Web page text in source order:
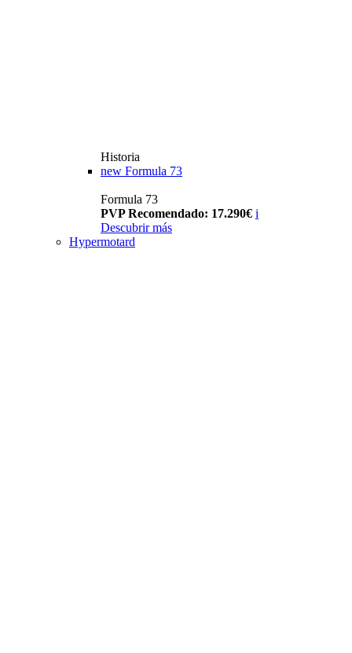
Historia
new Formula 73
Formula 73
PVP Recomendado: 17.290€ i
Descubrir más
Hypermotard